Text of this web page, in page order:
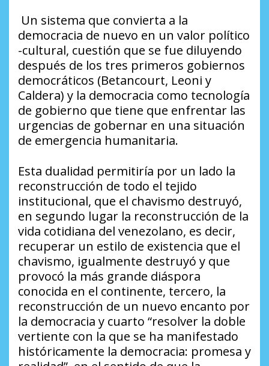
Un sistema que convierta a la
democracia de nuevo en un valor político
-cultural, cuestión que se fue diluyendo
después de los tres primeros gobiernos
democráticos (Betancourt, Leoni y
Caldera) y la democracia como tecnología
de gobierno que tiene que enfrentar las
urgencias de gobernar en una situación
de emergencia humanitaria.
Esta dualidad permitiría por un lado la
reconstrucción de todo el tejido
institucional, que el chavismo destruyó,
en segundo lugar la reconstrucción de la
vida cotidiana del venezolano, es decir,
recuperar un estilo de existencia que el
chavismo, igualmente destruyó y que
provocó la más grande diáspora
conocida en el continente, tercero, la
reconstrucción de un nuevo encanto por
la democracia y cuarto “resolver la doble
vertiente con la que se ha manifestado
históricamente la democracia: promesa y